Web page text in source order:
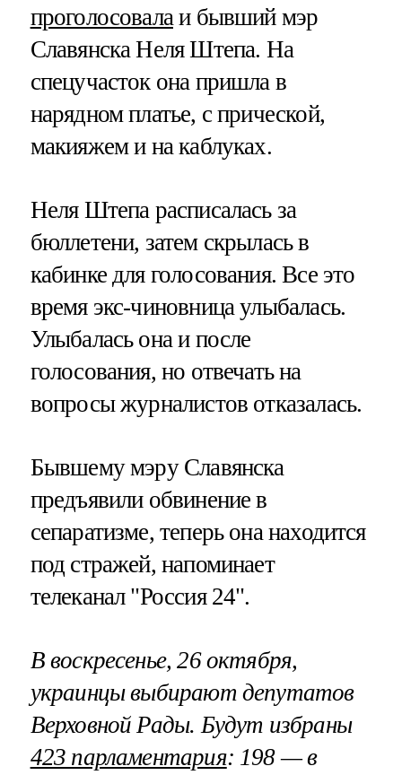
проголосовала и бывший мэр
Славянска Неля Штепа. На
спецучасток она пришла в
нарядном платье, с прической,
макияжем и на каблуках.
Неля Штепа расписалась за
бюллетени, затем скрылась в
кабинке для голосования. Все это
время экс-чиновница улыбалась.
Улыбалась она и после
голосования, но отвечать на
вопросы журналистов отказалась.
Бывшему мэру Славянска
предъявили обвинение в
сепаратизме, теперь она находится
под стражей, напоминает
телеканал "Россия 24".
В воскресенье, 26 октября,
украинцы выбирают депутатов
Верховной Рады. Будут избраны
423 парламентария: 198 — в